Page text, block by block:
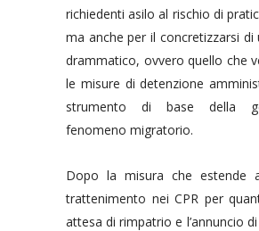
richiedenti asilo al rischio di
ma anche per il concretizzarsi di
drammatico, ovvero quello che
le misure di detenzione
strumento di base della
fenomeno migratorio.
Dopo la misura che estende
trattenimento nei CPR per
attesa di rimpatrio e l’annuncio